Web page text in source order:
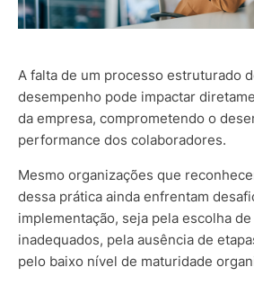
A falta de um processo estruturado
desempenho pode impactar
da empresa, comprometendo o
performance dos colaboradores.
Mesmo organizações que
dessa prática ainda enfrentam
implementação, seja pela escolha
inadequados, pela ausência de
pelo baixo nível de maturidade